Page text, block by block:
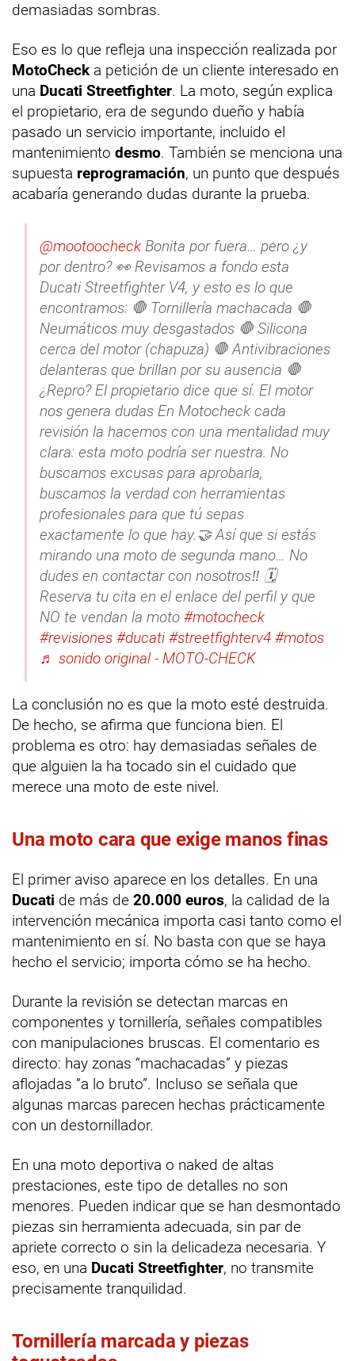
demasiadas sombras.
Eso es lo que refleja una inspección realizada por
MotoCheck a petición de un cliente interesado en
una Ducati Streetfighter. La moto, según explica
el propietario, era de segundo dueño y había
pasado un servicio importante, incluido el
mantenimiento desmo. También se menciona una
supuesta reprogramación, un punto que después
acabaría generando dudas durante la prueba.
@mootoocheck Bonita por fuera… pero ¿y
por dentro? 👀 Revisamos a fondo esta
Ducati Streetfighter V4, y esto es lo que
encontramos: 🛑 Tornillería machacada 🛑
Neumáticos muy desgastados 🛑 Silicona
cerca del motor (chapuza) 🛑 Antivibraciones
delanteras que brillan por su ausencia 🛑
¿Repro? El propietario dice que sí. El motor
nos genera dudas En Motocheck cada
revisión la hacemos con una mentalidad muy
clara: esta moto podría ser nuestra. No
buscamos excusas para aprobarla,
buscamos la verdad con herramientas
profesionales para que tú sepas
exactamente lo que hay.🤝 Así que si estás
mirando una moto de segunda mano… No
dudes en contactar con nosotros‼️ 🗓️
Reserva tu cita en el enlace del perfil y que
NO te vendan la moto #motocheck
#revisiones #ducati #streetfighterv4 #motos
♬ sonido original - MOTO-CHECK
La conclusión no es que la moto esté destruida.
De hecho, se afirma que funciona bien. El
problema es otro: hay demasiadas señales de
que alguien la ha tocado sin el cuidado que
merece una moto de este nivel.
Una moto cara que exige manos finas
El primer aviso aparece en los detalles. En una
Ducati de más de 20.000 euros, la calidad de la
intervención mecánica importa casi tanto como el
mantenimiento en sí. No basta con que se haya
hecho el servicio; importa cómo se ha hecho.
Durante la revisión se detectan marcas en
componentes y tornillería, señales compatibles
con manipulaciones bruscas. El comentario es
directo: hay zonas “machacadas” y piezas
aflojadas “a lo bruto”. Incluso se señala que
algunas marcas parecen hechas prácticamente
con un destornillador.
En una moto deportiva o naked de altas
prestaciones, este tipo de detalles no son
menores. Pueden indicar que se han desmontado
piezas sin herramienta adecuada, sin par de
apriete correcto o sin la delicadeza necesaria. Y
eso, en una Ducati Streetfighter, no transmite
precisamente tranquilidad.
Tornillería marcada y piezas